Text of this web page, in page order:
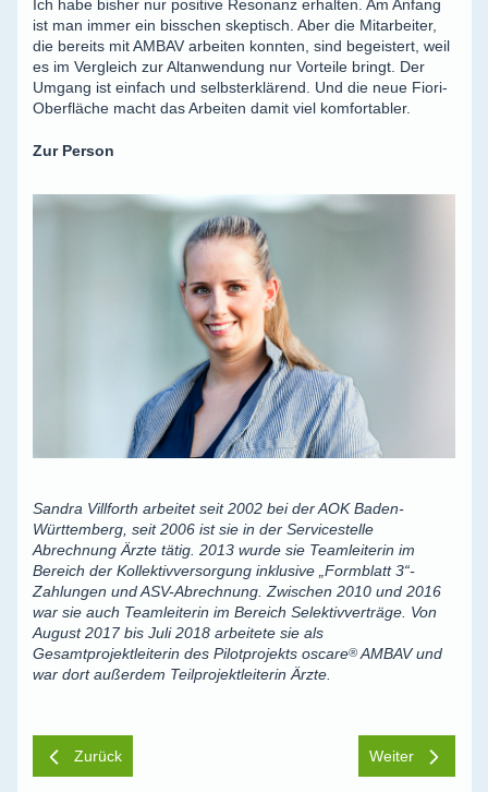
Ich habe bisher nur positive Resonanz erhalten. Am Anfang
ist man immer ein bisschen skeptisch. Aber die Mitarbeiter,
die bereits mit AMBAV arbeiten konnten, sind begeistert, weil
es im Vergleich zur Altanwendung nur Vorteile bringt. Der
Umgang ist einfach und selbsterklärend. Und die neue Fiori-
Oberfläche macht das Arbeiten damit viel komfortabler.
Zur Person
Sandra Villforth arbeitet seit 2002 bei der AOK Baden-
Württemberg, seit 2006 ist sie in der Servicestelle
Abrechnung Ärzte tätig. 2013 wurde sie Teamleiterin im
Bereich der Kollektivversorgung inklusive „Formblatt 3“-
Zahlungen und ASV-Abrechnung. Zwischen 2010 und 2016
war sie auch Teamleiterin im Bereich Selektivverträge. Von
August 2017 bis Juli 2018 arbeitete sie als
Gesamtprojektleiterin des Pilotprojekts oscare®AMBAV und
war dort außerdem Teilprojektleiterin Ärzte.
Zurück Weiter